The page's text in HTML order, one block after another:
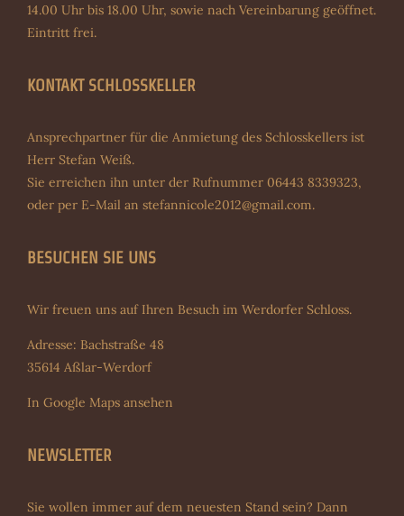
14.00 Uhr bis 18.00 Uhr, sowie nach Vereinbarung geöffnet.
Eintritt frei.
KONTAKT SCHLOSSKELLER
Ansprechpartner für die Anmietung des Schlosskellers ist
Herr Stefan Weiß.
Sie erreichen ihn unter der Rufnummer 06443 8339323,
oder per E-Mail an stefannicole2012@gmail.com.
BESUCHEN SIE UNS
Wir freuen uns auf Ihren Besuch im Werdorfer Schloss.
Adresse: Bachstraße 48
35614 Aßlar-Werdorf
In Google Maps ansehen
NEWSLETTER
Sie wollen immer auf dem neuesten Stand sein? Dann